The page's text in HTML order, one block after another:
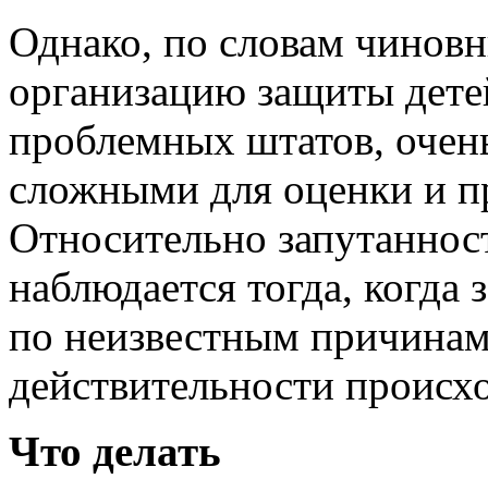
Однако, по словам
организацию защиты
проблемных штатов,
сложными для оценки и
Относительно
наблюдается тогда, когда
по неизвестным
действительности
Что делать